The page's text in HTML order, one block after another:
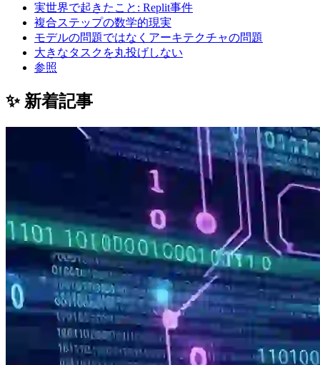
実世界で起きたこと: Replit事件
複合ステップの数学的現実
モデルの問題ではなくアーキテクチャの問題
大きなタスクを丸投げしない
参照
✨ 新着記事